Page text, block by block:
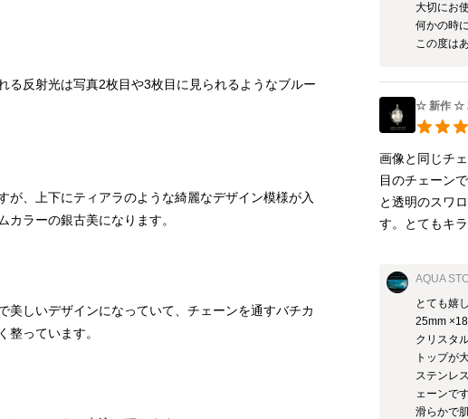
る反射光は写真2枚目や3枚目に見られるようなブルー
、上下にティアラのような綺麗なデザイン模様が入
しいデザインになっていて、チェーンを通すバチカ
大切にお
何かの時
この度は
☆ 新作 ☆
画像と同じチ
目のチェーン
と透明のスワ
す。とてもキ
AQUA
とても嬉
25mm
クリスタ
トップが
ステンレ
ェーンです
滑らかで